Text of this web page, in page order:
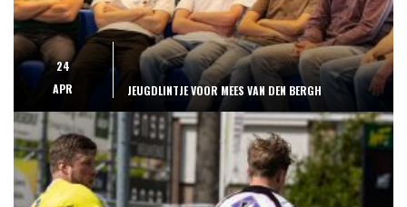
24
APR
JEUGDLINTJE VOOR MEES VAN DEN BERGH